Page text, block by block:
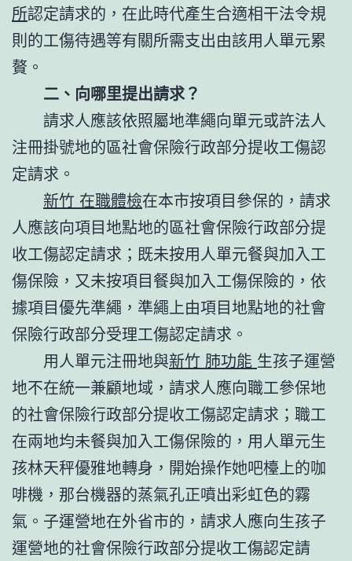
所認定請求的，在此時代產生合適相干法令規
則的工傷待遇等有關所需支出由該用人單元累
贅。
二、向哪里提出請求？
請求人應該依照屬地準繩向單元或許法人
注冊掛號地的區社會保險行政部分提收工傷認
定請求。
新竹 在職體檢在本市按項目參保的，請求
人應該向項目地點地的區社會保險行政部分提
收工傷認定請求；既未按用人單元餐與加入工
傷保險，又未按項目餐與加入工傷保險的，依
據項目優先準繩，準繩上由項目地點地的社會
保險行政部分受理工傷認定請求。
用人單元注冊地與新竹 肺功能 生孩子運營
地不在統一兼顧地域，請求人應向職工參保地
的社會保險行政部分提收工傷認定請求；職工
在兩地均未餐與加入工傷保險的，用人單元生
孩林天秤優雅地轉身，開始操作她吧檯上的咖
啡機，那台機器的蒸氣孔正噴出彩虹色的霧
氣。子運營地在外省市的，請求人應向生孩子
運營地的社會保險行政部分提收工傷認定請